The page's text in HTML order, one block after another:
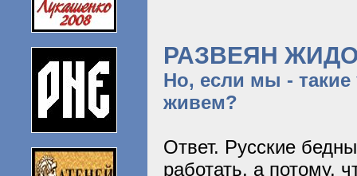
РАЗВЕЯН
Но, если мы -
живем?
Ответ. Русские
работать, а потому,